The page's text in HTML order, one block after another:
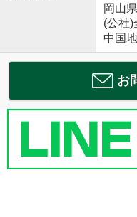
岡山
(公社)
中国
お